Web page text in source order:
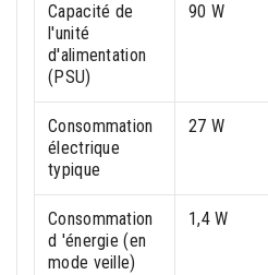
Capacité de
l'unité
d'alimentation
(PSU)
90 W
Consommation
électrique
typique
27 W
Consommation
d 'énergie (en
mode veille)
1,4 W